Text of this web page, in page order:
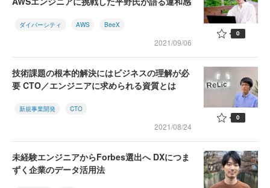
ダイバーシティ AWS BeeX
2021/09/06
0
技術課題の根本的解決にはビジネスの理解が必
要 CTO／エンジニアに求められる資質とは
新規事業開発 CTO
2021/08/24
0
未経験エンジニアからForbes選出へ DXにつま
ずく企業のデータ活用法